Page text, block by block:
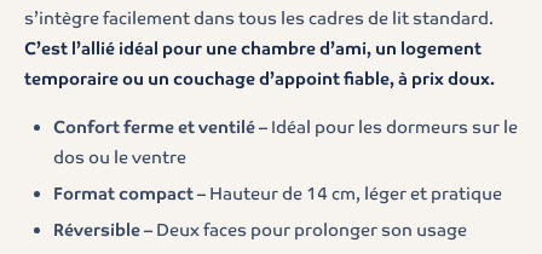
s’intègre facilement dans tous les cadres de lit standard.
C’est l’allié idéal pour une chambre d’ami, un logement
temporaire ou un couchage d’appoint fiable, à prix doux.
Confort ferme et ventilé– Idéal pour les dormeurs sur le
dos ou le ventre
Format compact– Hauteur de 14 cm, léger et pratique
Réversible– Deux faces pour prolonger son usage